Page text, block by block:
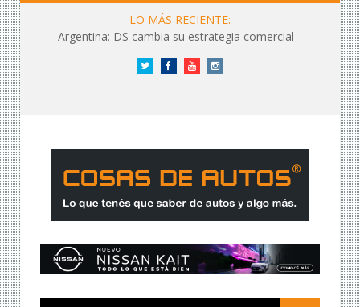
LO MÁS RECIENTE:
Argentina: DS cambia su estrategia comercial
Twitter FacebookYouTubeInstagram